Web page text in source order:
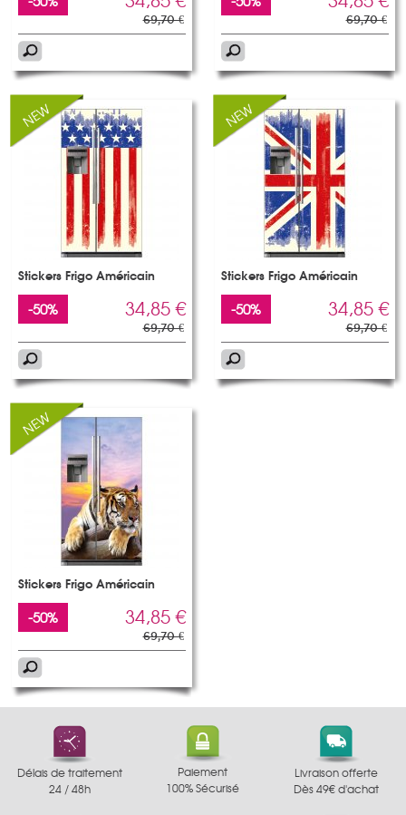
69,70 € 69,70 €
Stickers Frigo Américain
-50% 34,85 €
69,70 €
Stickers Frigo Américain
-50% 34,85 €
69,70 €
Stickers Frigo Américain
-50% 34,85 €
69,70 €
Délais de traitement
24 / 48h
Paiement
100% Sécurisé
Livraison offerte
Dès 49€ d'achat